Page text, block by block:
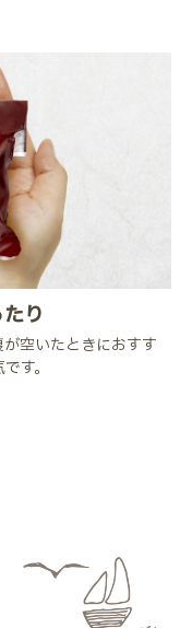
り
空いたときにおすす
す。